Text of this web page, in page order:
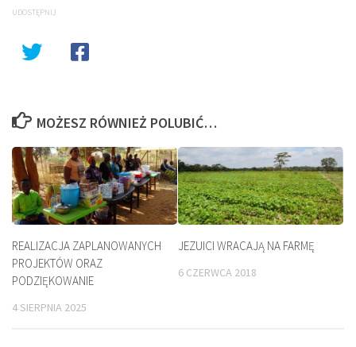
UDOSTĘPNIJ
MOŻESZ RÓWNIEŻ POLUBIĆ…
REALIZACJA ZAPLANOWANYCH
PROJEKTÓW ORAZ
PODZIĘKOWANIE
4 SIERPNIA 2025
JEZUICI WRACAJĄ NA FARMĘ
6 CZERWCA 2018